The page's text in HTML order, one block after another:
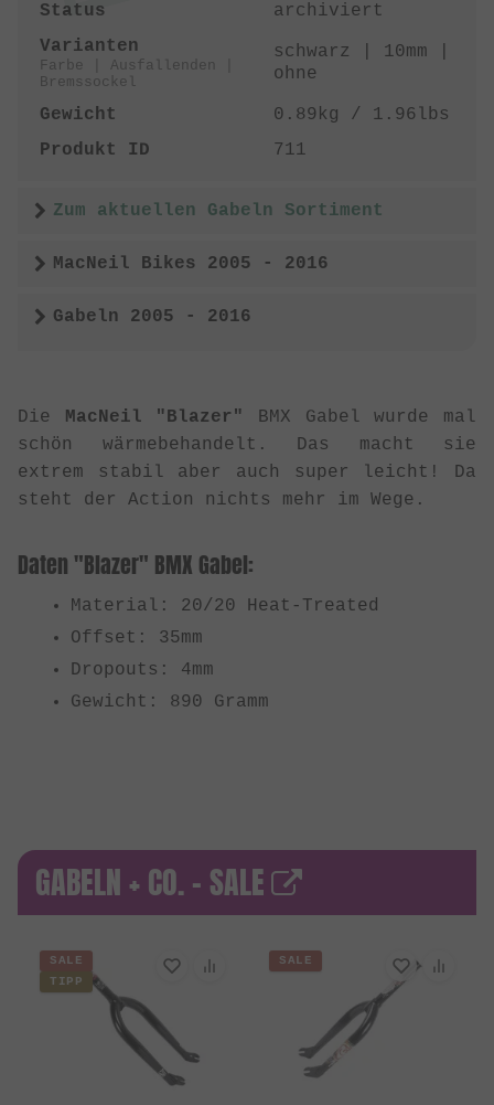
Status
archiviert
Varianten
Farbe | Ausfallenden |
Bremssockel
schwarz | 10mm |
ohne
Gewicht
0.89kg / 1.96lbs
Produkt ID
711
Zum aktuellen Gabeln Sortiment
MacNeil Bikes 2005 - 2016
Gabeln 2005 - 2016
Die MacNeil "Blazer"
BMX Gabel wurde mal
schön wärmebehandelt. Das macht sie
extrem stabil aber auch super leicht! Da
steht der Action nichts mehr im Wege.
Daten "Blazer" BMX Gabel:
Material: 20/20 Heat-Treated
Offset: 35mm
Dropouts: 4mm
Gewicht: 890 Gramm
GABELN + CO. - SALE
SALE
TIPP
SALE